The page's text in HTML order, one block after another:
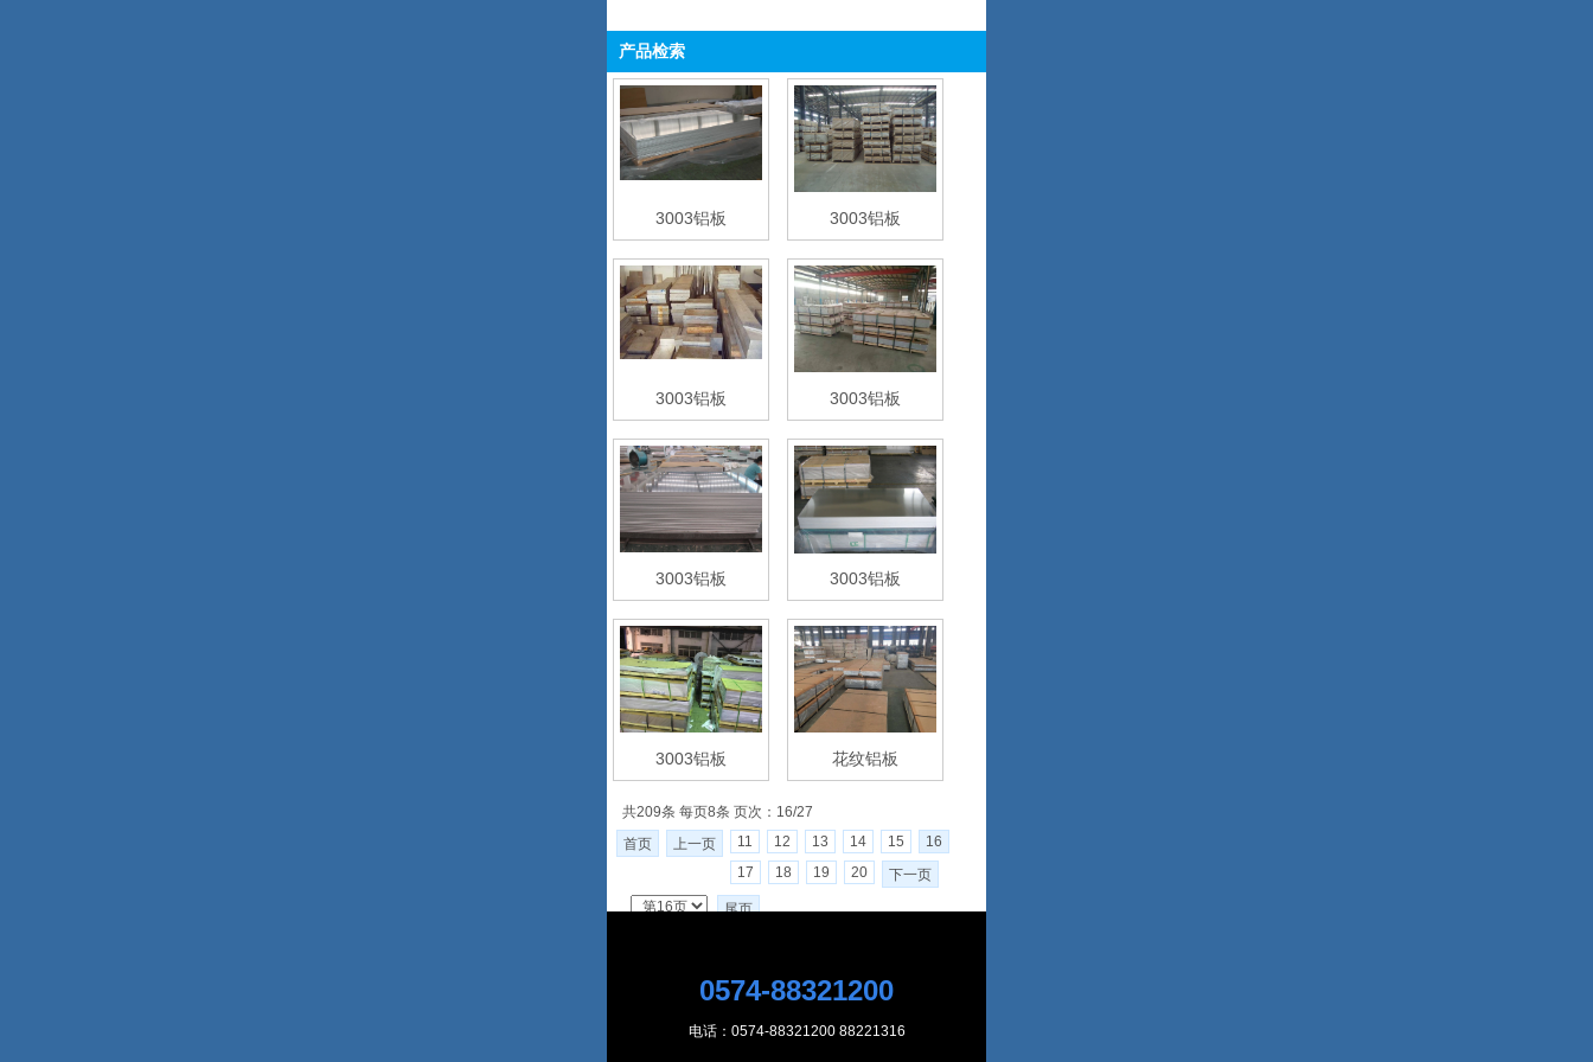
产品检索
3003铝板 3003铝板
3003铝板 3003铝板
3003铝板 3003铝板
3003铝板 花纹铝板
共209条 每页8条 页次：16/27
首页
上一页 11 12 13 14 15
16
17
18 19 20 下一页
尾页
0574-88321200
电话：0574-88321200 88221316